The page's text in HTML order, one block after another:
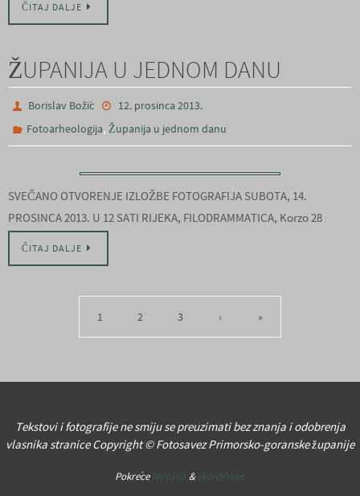
ČITAJ DALJE
ŽUPANIJA U JEDNOM DANU
Borislav Božić
12. prosinca 2013.
Fotoarheologija,Županija u jednom danu
SVEČANO OTVORENJE IZLOŽBE FOTOGRAFIJA SUBOTA, 14.
PROSINCA 2013. U 12 SATI RIJEKA, FILODRAMMATICA, Korzo 28
ČITAJ DALJE
1 2 3 › »
Tekstovi i fotografije ne smiju se preuzimati bez znanja i odobrenja
vlasnika stranice Copyright © Fotosavez Primorsko-goranske županije
Pokreće Nirvana & WordPress.